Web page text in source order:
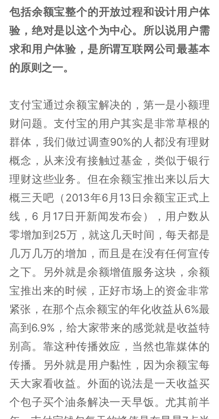
包括余额宝整个的开放过程和设计用户体
验，绝对是以这个为中心。所以说用户需
求和用户体验，是所谓互联网公司最基本
的原则之一。
支付宝通过余额宝解决的，第一是小额理
财问题。支付宝的用户其实是非常草根的
群体，我们做过调查90%的人都没有理财
概念，从来没有接触过基金，类似于银行
理财这些业务。但在余额宝推出来以后大
概三天吧（2013年6月13日余额宝正式上
线，6 月17日开新闻发布会），用户数从
零增加到25万，就这几天时间，每天都是
几万几万的增加，而且是在没有任何宣传
之下。另外就是余额增值服务这块，余额
宝推出来的时候，正好市场上的资金非常
紧张，在那个点余额宝的年化收益从6%最
高到6.9%，给大家带来的感觉就是收益特
别高。靠这种传播效应，当然也靠媒体的
传播。另外就是用户黏性，因为余额宝每
天大家看收益。外面的说法是一天收益买
个包子买个油条解决一天早饭。尤其前半